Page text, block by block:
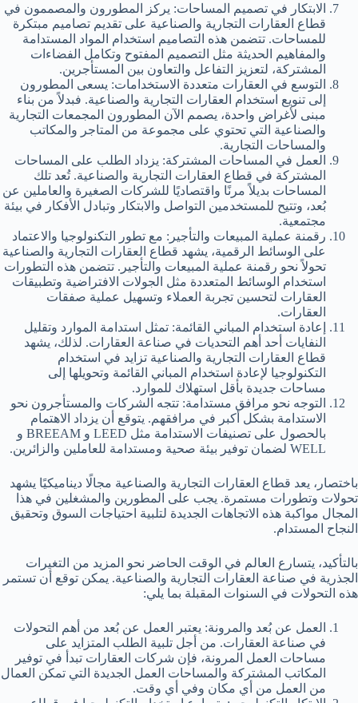
الابتكار في تصميم المساحات: يركز المطورون والمصممون في
قطاع العقارات التجارية والصناعية على تقديم تصاميم مبتكرة
للمساحات. تتضمن هذه التصاميم استخدام المواد المستدامة
والمفاهيم الحديثة مثل التصميم المفتوح وتكامل الفضاءات
المشتركة، لتعزيز التفاعل والتعاون بين المستأجرين.
التوسع في العقارات متعددة الاستخدامات: يسعى المطورون
إلى تنويع استخدام العقارات التجارية والصناعية. فبدلاً من بناء
مبنى لأغراض واحدة، يصمم الآن المطورون المجمعات التجارية
والصناعية التي تحتوي على مجموعة من المتاجر والمكاتب
والمساحات التجارية.
العمل في المساحات المشتركة: يزداد الطلب على المساحات
المشتركة في قطاع العقارات التجارية والصناعية. تُعد تلك
المساحات بديلاً مرنًا واقتصاديًا للشركات الصغيرة والعاملين عن
بُعد، وتتيح للمستخدمين التواصل والابتكار وتبادل الأفكار في بيئة
مجتمعية.
رقمنة عملية المبيعات والتأجير: مع تطور التكنولوجيا والاعتماد
على الوسائط الرقمية، يشهد قطاع العقارات التجارية والصناعية
تحولاً نحو رقمنة عملية المبيعات والتأجير. تتضمن هذه التطورات
استخدام الوسائط المتعددة مثل الجولات الافتراضية وتطبيقات
العقارات لتحسين تجربة العملاء وتسهيل عملية صفقات
العقارات.
إعادة استخدام المباني القائمة: تمثل استدامة الموارد وتقليل
النفايات أحد أهم التحديات في صناعة العقارات. لذلك، يشهد
قطاع العقارات التجارية والصناعية تزايد في استخدام
التكنولوجيا لإعادة استخدام المباني القائمة وتحويلها إلى
مساحات جديدة بأقل استهلاك للموارد.
التوجه نحو مرافق مستدامة: تتجه الشركات والمستأجرون نحو
الاستدامة بشكل أكبر في مرافقهم. يتوقع أن يزداد الاهتمام
بالحصول على تصنيفات الاستدامة مثل LEED و BREEAM و
WELL لضمان توفير بيئة صحية ومستدامة للعاملين والزائرين.
باختصار، يعد قطاع العقارات التجارية والصناعية مجالًا ديناميكيًا يشهد
تحولات وتطورات مستمرة. يجب على المطورين والمشغلين في هذا
المجال مواكبة هذه الاتجاهات الجديدة لتلبية احتياجات السوق وتحقيق
النجاح المستدام.
بالتأكيد، يتسارع العالم في الوقت الحاضر نحو المزيد من التغيرات
الجذرية في صناعة العقارات التجارية والصناعية. يمكن توقع أن تستمر
هذه التحولات في السنوات المقبلة بما يلي:
العمل عن بُعد والمرونة: يعتبر العمل عن بُعد من أهم التحولات
في صناعة العقارات. من أجل تلبية الطلب المتزايد على
مساحات العمل المرونة، فإن شركات العقارات تبدأ في توفير
المكاتب المشتركة والمساحات العمل الجديدة التي تمكن العمال
من العمل من أي مكان وفي أي وقت.